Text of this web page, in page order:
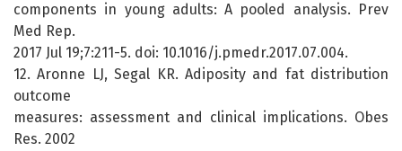
components in young adults: A pooled analysis. Prev
Med Rep.
2017 Jul 19;7:211-5. doi: 10.1016/j.pmedr.2017.07.004.
12. Aronne LJ, Segal KR. Adiposity and fat distribution
outcome
measures: assessment and clinical implications. Obes
Res. 2002